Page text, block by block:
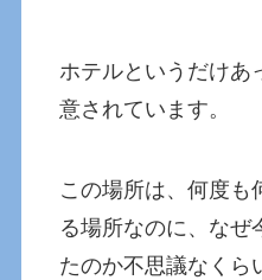
ホテルというだけあ
意されています。
この場所は、何度も
る場所なのに、なぜ
たのか不思議なくら